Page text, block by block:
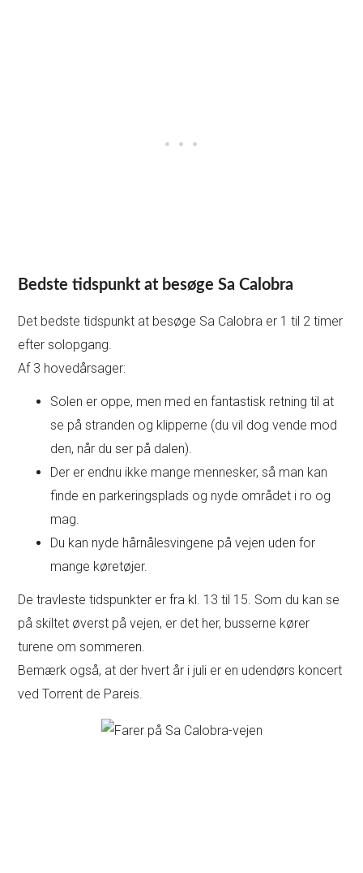
Bedste tidspunkt at besøge Sa Calobra
Det bedste tidspunkt at besøge Sa Calobra er 1 til 2 timer
efter solopgang.
Af 3 hovedårsager:
Solen er oppe, men med en fantastisk retning til at
se på stranden og klipperne (du vil dog vende mod
den, når du ser på dalen).
Der er endnu ikke mange mennesker, så man kan
finde en parkeringsplads og nyde området i ro og
mag.
Du kan nyde hårnålesvingene på vejen uden for
mange køretøjer.
De travleste tidspunkter er fra kl. 13 til 15. Som du kan se
på skiltet øverst på vejen, er det her, busserne kører
turene om sommeren.
Bemærk også, at der hvert år i juli er en udendørs koncert
ved Torrent de Pareis.